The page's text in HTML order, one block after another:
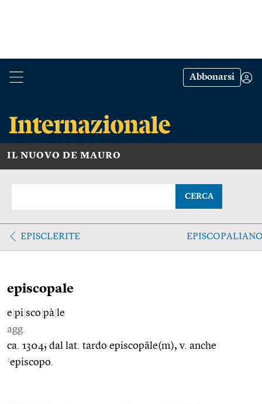
Abbonarsi
IL NUOVO DE MAURO
CERCA
EPISCLERITE
episcopale
e pi sco pà le
agg.
ca. 1304; dal lat. tardo episcopāle(m), v. anche
2episcopo.